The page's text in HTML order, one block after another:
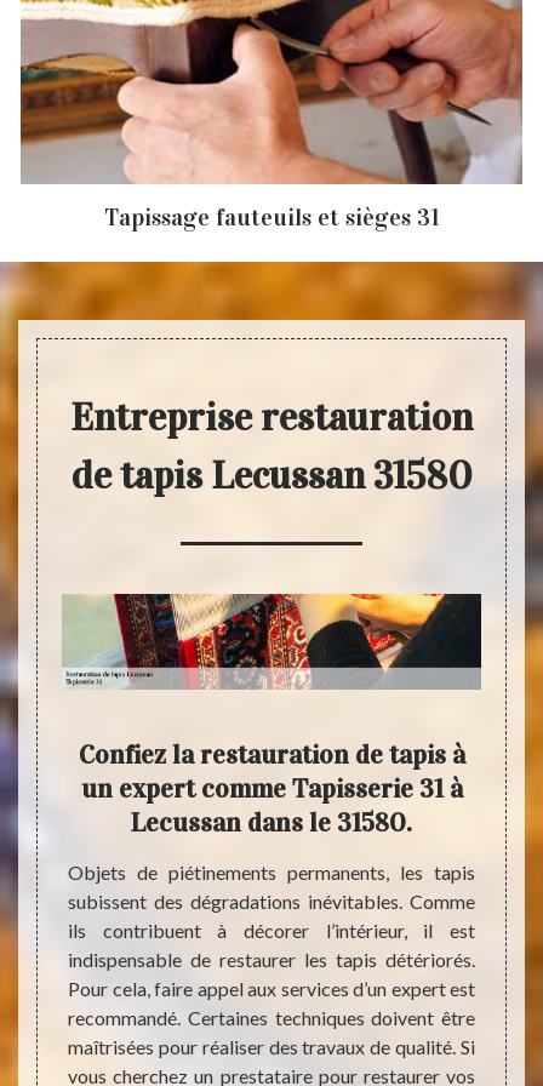
Tapissage fauteuils et sièges 31
Entreprise restauration
de tapis Lecussan 31580
?
en
un
de
Confiez la restauration de tapis à
un expert comme Tapisserie 31 à
Lecussan dans le 31580.
Objets de piétinements permanents, les tapis
subissent des dégradations inévitables. Comme
ils contribuent à décorer l’intérieur, il est
indispensable de restaurer les tapis détériorés.
Pour cela, faire appel aux services d’un expert est
recommandé. Certaines techniques doivent être
maîtrisées pour réaliser des travaux de qualité. Si
vous cherchez un prestataire pour restaurer vos
être
À